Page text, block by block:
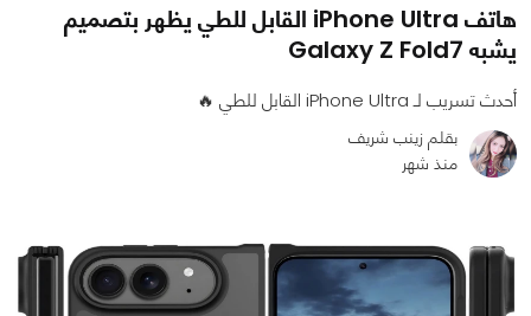
573
0
0
هاتف iPhone Ultra القابل للطي يظهر بتصميم
يشبه Galaxy Z Fold7
أحدث تسريب لـ iPhone Ultra القابل للطي 🔥
بقلم زينب شريف
منذ شهر